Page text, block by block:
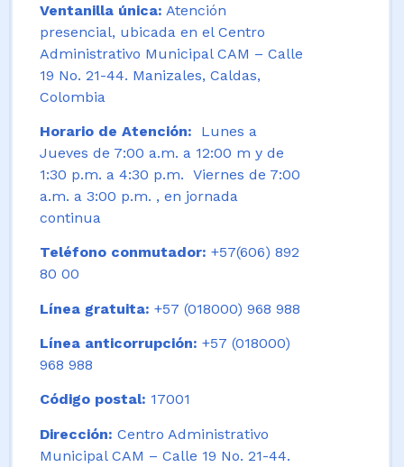
Ventanilla única: Atención
presencial, ubicada en el Centro
Administrativo Municipal CAM – Calle
19 No. 21-44. Manizales, Caldas,
Colombia
Horario de Atención:
Lunes a
Jueves de 7:00 a.m. a 12:00 m y de
1:30 p.m. a 4:30 p.m. Viernes de 7:00
a.m. a 3:00 p.m. , en jornada
continua
Teléfono conmutador: +57(606) 892
80 00
Línea gratuita: +57 (018000) 968 988
Línea anticorrupción: +57 (018000)
968 988
Código postal: 17001
Dirección: Centro Administrativo
Municipal CAM – Calle 19 No. 21-44.